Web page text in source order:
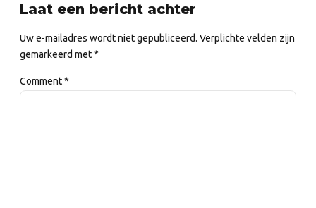
Laat een bericht achter
Uw e-mailadres wordt niet gepubliceerd. Verplichte velden zijn
gemarkeerd met *
Comment*